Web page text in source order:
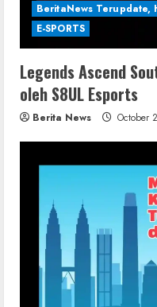
BeritaNews
E-SPORTS
Legends Ascend
oleh S8UL Esports
Berita News October